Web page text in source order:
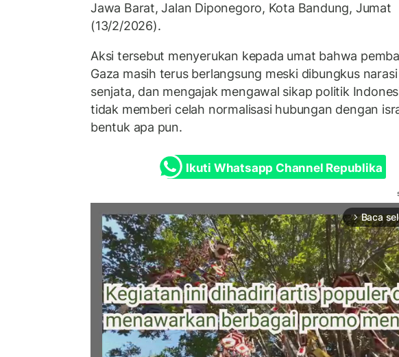
Jawa Barat, Jalan Diponegoro, Kota Bandung, Jumat
(13/2/2026).
Aksi tersebut menyerukan kepada umat bahwa
Gaza masih terus berlangsung meski dibungkus
senjata, dan mengajak mengawal sikap politik
tidak memberi celah normalisasi hubungan dengan
bentuk apa pun.
Ikuti Whatsapp Channel Republika
arrow_forward_ios Baca